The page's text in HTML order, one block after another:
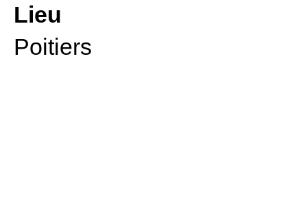
Lieu
Poitiers